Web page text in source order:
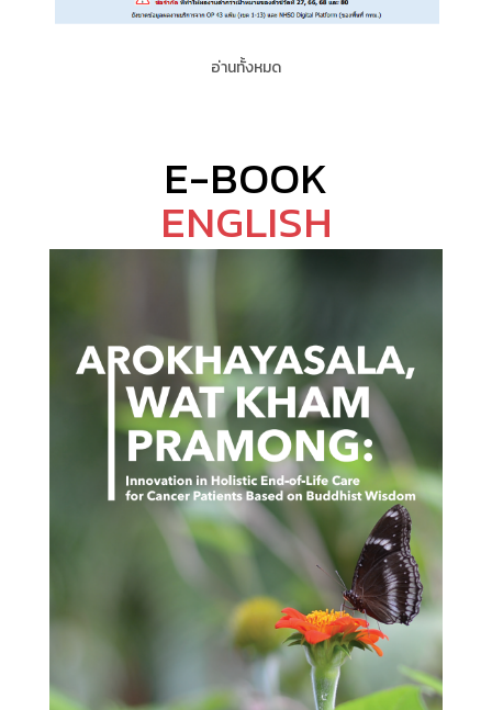
อ่านทั้งหมด
E-BOOK
ENGLISH